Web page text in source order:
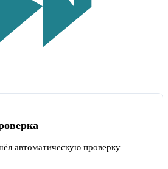
автоматическую проверку